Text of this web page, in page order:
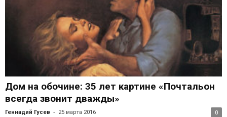
Дом на обочине: 35 лет картине «Почтальон
всегда звонит дважды»
Геннадий Гусев - 25 марта 2016 0